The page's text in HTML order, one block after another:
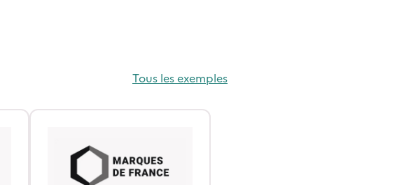
Tous les exemples